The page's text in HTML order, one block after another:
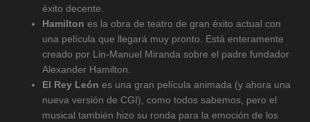
éxito decente.
Hamiltones la obra de teatro de gran éxito actual con
una película que llegará muy pronto. Está enteramente
creado por Lin-Manuel Miranda sobre el padre fundador
Alexander Hamilton.
El Rey Leónes una gran película animada (y ahora una
nueva versión de CGI), como todos sabemos, pero el
musical también hizo su ronda para la emoción de los